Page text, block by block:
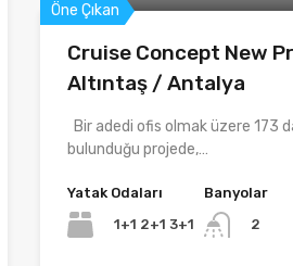
Öne Çıkan
Cruise Concept New
Altıntaş / Antalya
Bir adedi ofis olmak üzere 173
bulunduğu projede,…
Yatak Odaları
1+1 2+1 3+1
Banyolar
2